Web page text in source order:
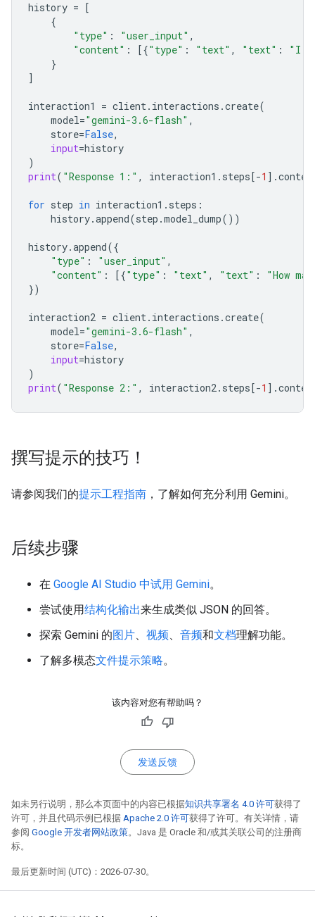
history = [
{
"type" : "user_input" ,
"content" : [{"type" : "text" , "text" :
"I
}
]
interaction1 = client. interactions .create(
model="gemini-3.6-flash" ,
store=False,
input=history
)
print( "Response 1:" , interaction1 . steps[-1 ] .
for step in interaction1 . steps :
history.append(step .model_dump())
history.append({
"type" : "user_input" ,
"content" : [{"type" : "text" , "text" :
"How
})
interaction2 = client. interactions .create(
model="gemini-3.6-flash" ,
store=False,
input=history
)
print( "Response 2:" , interaction2. steps[-1 ] .
撰写提示的技巧！
请参阅我们的提示工程指南 ，了解如何充分利用 Gemini。
后续步骤
在 Google AI Studio 中试用 Gemini。
尝试使用结构化输出来生成类似 JSON 的回答。
探索 Gemini 的图片、 视频、 音频和文档理解功能。
了解多模态文件提示策略。
该内容对您有帮助吗？
发送反馈
如未另行说明，那么本页面中的内容已根据知识共享署名 4.0 许可获得了
许可，并且代码示例已根据 Apache 2.0 许可获得了许可。有关详情，请
参阅 Google 开发者网站政策。Java 是 Oracle 和/或其关联公司的注册商
标。
最后更新时间 (UTC)：2026-07-30。